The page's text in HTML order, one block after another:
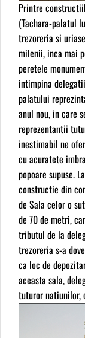
Printre
(Tachara-palatul
trezoreria si
milenii, inca mai
peretele
intimpina
palatului
anul nou, in care
reprezentantii
inestimabil ne
cu acuratete
popoare supuse.
constructie din
de Sala celor o
de 70 de metri,
tributul de la
trezoreria s-a
ca loc de
aceasta sala,
tuturor natiunilor,